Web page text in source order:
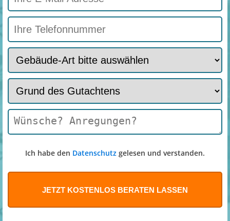
Ich habe den Datenschutz gelesen und verstanden.